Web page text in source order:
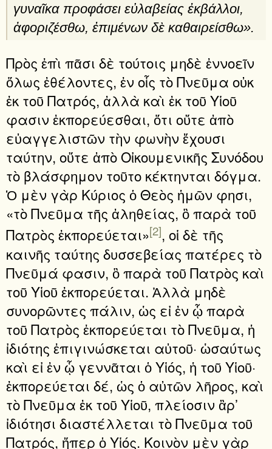
γυναῖκα προφάσει εὐλαβείας ἐκβάλλοι,
ἀφοριζέσθω, ἐπιμένων δὲ καθαιρείσθω».
Πρὸς ἐπὶ πᾶσι δὲ τούτοις μηδὲ ἐννοεῖν
ὅλως ἐθέλοντες, ἐν οἷς τὸ Πνεῦμα οὐκ
ἐκ τοῦ Πατρός, ἀλλὰ καὶ ἐκ τοῦ Υἱοῦ
φασιν ἐκπορεύεσθαι, ὅτι οὔτε ἀπὸ
εὐαγγελιστῶν τὴν φωνὴν ἔχουσι
ταύτην, οὔτε ἀπὸ Οἰκουμενικῆς Συνόδου
τὸ βλάσφημον τοῦτο κέκτηνται δόγμα.
Ὁ μὲν γὰρ Κύριος ὁ Θεὸς ἡμῶν φησι,
«τὸ Πνεῦμα τῆς ἀληθείας, ὃ παρὰ τοῦ
Πατρὸς ἐκπορεύεται»[2], οἱ δὲ τῆς
καινῆς ταύτης δυσσεβείας πατέρες τὸ
Πνεῦμά φασιν, ὃ πα­ρὰ τοῦ Πατρὸς καὶ
τοῦ Υἱοῦ ἐκπορεύεται. Ἀλλὰ μηδὲ
συνορῶντες πάλιν, ὡς εἰ ἐν ᾧ παρὰ
τοῦ Πατρὸς ἐκπορεύεται τὸ Πνεῦμα, ἡ
ἰδιότης ἐπιγινώσκεται αὐτοῦ· ὡσαύτως
καὶ εἰ ἐν ᾧ γεννᾶται ὁ Υἱός, ἡ τοῦ Υἱοῦ·
ἐκπορεύεται δέ, ὡς ὁ αὐτῶν λῆρος, καὶ
τὸ Πνεῦμα ἐκ τοῦ Υἱοῦ, πλείοσιν ἂρ’
ἰδιότησι διαστέλλεται τὸ Πνεῦμα τοῦ
Πατρός, ἤπερ ὁ Υἱός. Κοινὸν μὲν γὰρ